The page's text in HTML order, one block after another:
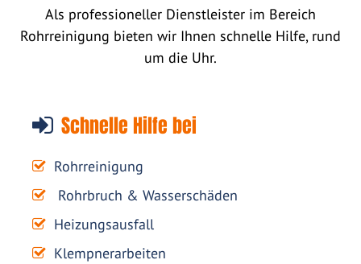
Als professioneller Dienstleister im Bereich
Rohrreinigung bieten wir Ihnen schnelle Hilfe, rund
um die Uhr.
Schnelle Hilfe bei
Rohrreinigung
Rohrbruch & Wasserschäden
Heizungsausfall
Klempnerarbeiten